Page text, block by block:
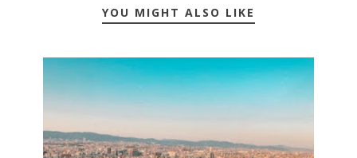
YOU MIGHT ALSO LIKE